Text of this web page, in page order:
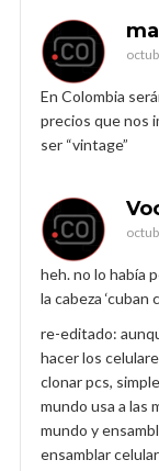
En Colombia
precios que nos
ser “vintage”
heh. no lo había
la cabeza ‘cuban
re-editado:
hacer los
clonar pcs,
mundo usa a las
mundo y
ensamblar